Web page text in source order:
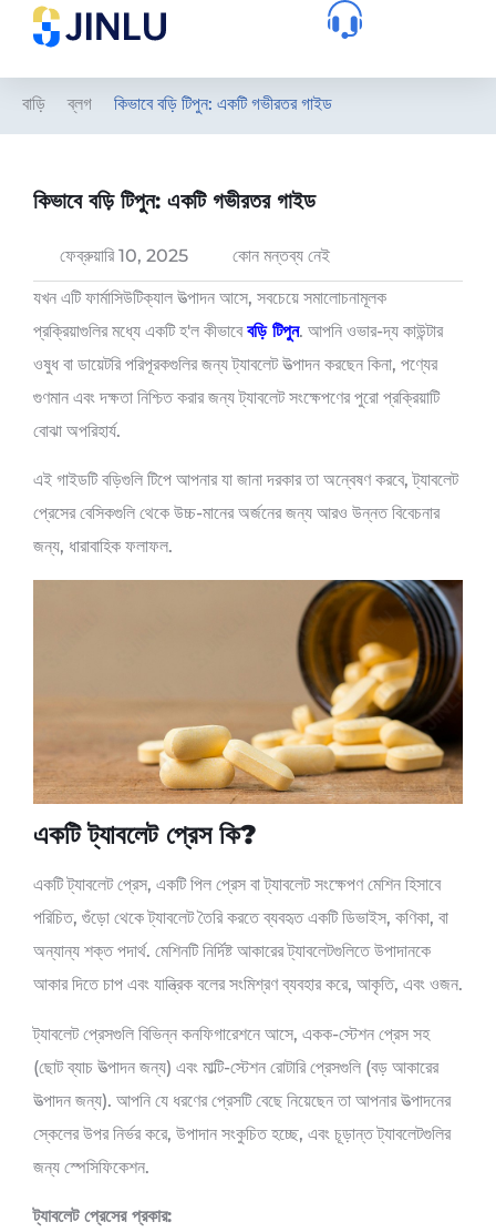
বাড়ি ব্লগ কিভাবে বড়ি টিপুন: একটি গভীরতর গাইড
কিভাবে বড়ি টিপুন: একটি গভীরতর গাইড
ফেব্রুয়ারি 10, 2025
কোন মন্তব্য নেই
যখন এটি ফার্মাসিউটিক্যাল উত্পাদন আসে, সবচেয়ে সমালোচনামূলক
প্রক্রিয়াগুলির মধ্যে একটি হ'ল কীভাবেবড়ি টিপুন. আপনি ওভার-দ্য কাউন্টার
ওষুধ বা ডায়েটরি পরিপূরকগুলির জন্য ট্যাবলেট উত্পাদন করছেন কিনা, পণ্যের
গুণমান এবং দক্ষতা নিশ্চিত করার জন্য ট্যাবলেট সংক্ষেপণের পুরো প্রক্রিয়াটি
বোঝা অপরিহার্য.
এই গাইডটি বড়িগুলি টিপে আপনার যা জানা দরকার তা অন্বেষণ করবে, ট্যাবলেট
প্রেসের বেসিকগুলি থেকে উচ্চ-মানের অর্জনের জন্য আরও উন্নত বিবেচনার
জন্য, ধারাবাহিক ফলাফল.
একটি ট্যাবলেট প্রেস কি?
একটি ট্যাবলেট প্রেস, একটি পিল প্রেস বা ট্যাবলেট সংক্ষেপণ মেশিন হিসাবে
পরিচিত, গুঁড়ো থেকে ট্যাবলেট তৈরি করতে ব্যবহৃত একটি ডিভাইস, কণিকা, বা
অন্যান্য শক্ত পদার্থ. মেশিনটি নির্দিষ্ট আকারের ট্যাবলেটগুলিতে উপাদানকে
আকার দিতে চাপ এবং যান্ত্রিক বলের সংমিশ্রণ ব্যবহার করে, আকৃতি, এবং ওজন.
ট্যাবলেট প্রেসগুলি বিভিন্ন কনফিগারেশনে আসে, একক-স্টেশন প্রেস সহ
(ছোট ব্যাচ উত্পাদন জন্য) এবং মাল্টি-স্টেশন রোটারি প্রেসগুলি (বড় আকারের
উত্পাদন জন্য). আপনি যে ধরণের প্রেসটি বেছে নিয়েছেন তা আপনার উত্পাদনের
স্কেলের উপর নির্ভর করে, উপাদান সংকুচিত হচ্ছে, এবং চূড়ান্ত ট্যাবলেটগুলির
জন্য স্পেসিফিকেশন.
ট্যাবলেট প্রেসের প্রকার: